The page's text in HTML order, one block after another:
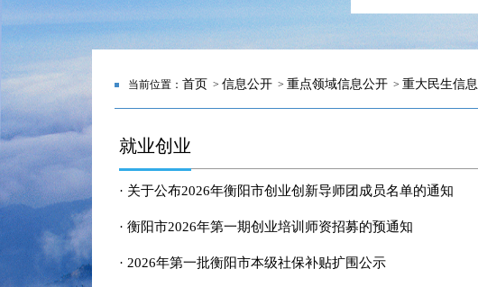
当前位置： 首页 > 信息公开 > 重点领域信息公开 > 重大民生信息
就业创业
· 关于公布2026年衡阳市创业创新导师团成员名单的通知
· 衡阳市2026年第一期创业培训师资招募的预通知
· 2026年第一批衡阳市本级社保补贴扩围公示